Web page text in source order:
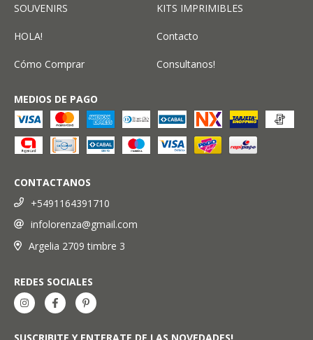
SOUVENIRS KITS IMPRIMIBLES
HOLA! Contacto
Cómo Comprar Consultanos!
MEDIOS DE PAGO
CONTACTANOS
+5491164391710
infolorenza@gmail.com
Argelia 2709 timbre 3
REDES SOCIALES